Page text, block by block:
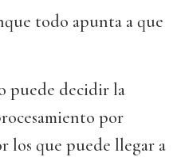
todo apunta a que
puede decidir la
por
los que puede llegar a